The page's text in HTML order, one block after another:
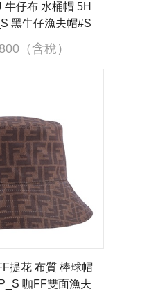
牛仔布 水桶帽 5H
黑牛仔漁夫帽#S
袋/購買證明正本
（含稅）
提花 布質 棒球帽
咖FF雙面漁夫